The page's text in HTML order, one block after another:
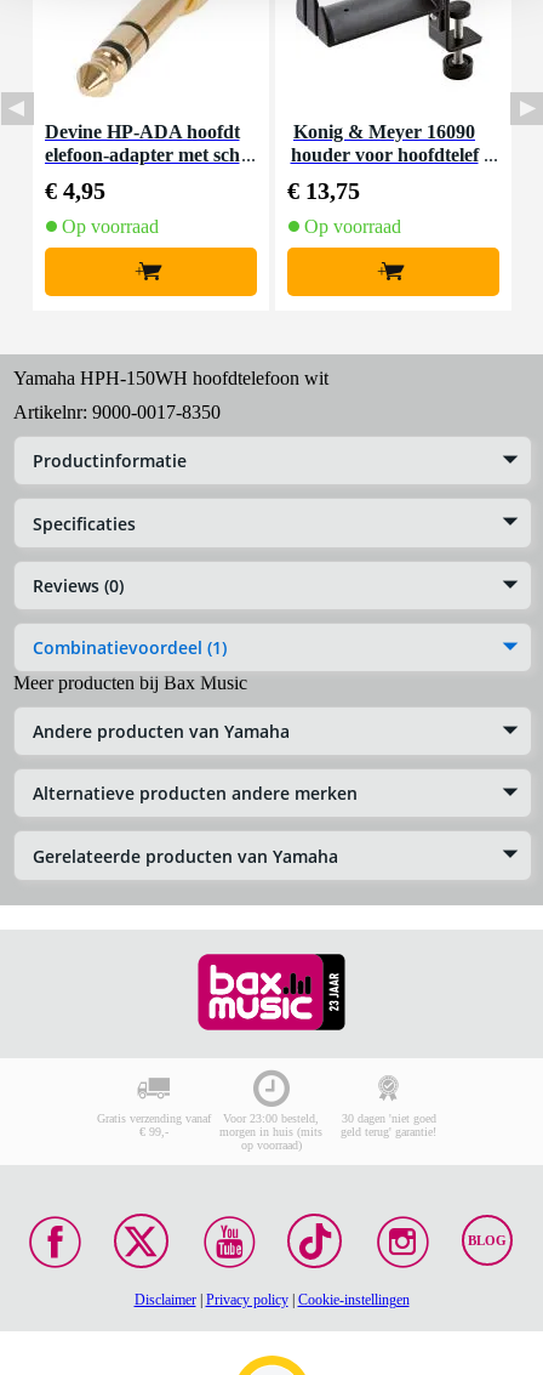
Devine HP-ADA hoofdt
elefoon-adapter met sch
€ 4,95
Op voorraad
+
Konig & Meyer 16090
houder voor hoofdtelef
€ 13,75
Op voorraad
+
Yamaha HPH-150WH hoofdtelefoon wit
Artikelnr: 9000-0017-8350
Productinformatie
Specificaties
Reviews (0)
Combinatievoordeel (1)
Meer producten bij Bax Music
Andere producten van Yamaha
Alternatieve producten andere merken
Gerelateerde producten van Yamaha
Gratis verzending vanaf
€ 99,-
Voor 23:00 besteld,
morgen in huis (mits
op voorraad)
30 dagen 'niet goed
geld terug' garantie!
BLOG
Disclaimer| Privacy policy| Cookie-instellingen